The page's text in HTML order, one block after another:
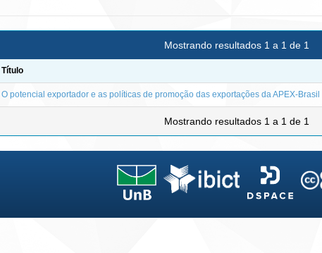
Mostrando resultados 1 a 1 de 1
Título
O potencial exportador e as políticas de promoção das exportações da APEX-Brasil
Mostrando resultados 1 a 1 de 1